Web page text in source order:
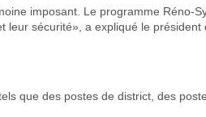
imposant. Le programme Réno-
leur sécurité», a expliqué le président
que des postes de district, des